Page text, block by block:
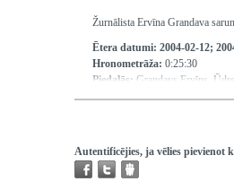
Žurnālista Ervīna Grandava
Ētera datumi: 2004-02-12;
Hronometrāža: 0:25:30
Piedalās: Grandavs Ervīns,
Producents:Ķenava Vija
Trešo pušu autortiesības:
Nav
Autentificējies, ja vēlies pievienot